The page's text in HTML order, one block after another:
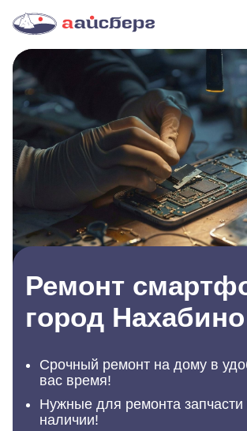
Ремонт
город Нахабино
Срочный ремонт на дому в
вас время!
Нужные для ремонта запчасти
наличии!